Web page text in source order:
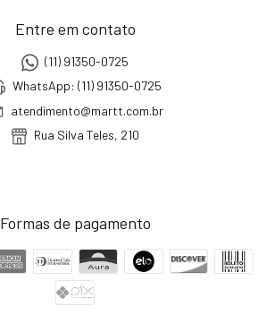
Entre em contato
(11) 91350-0725
WhatsApp: (11) 91350-0725
atendimento@martt.com.br
Rua Silva Teles, 210
Formas de pagamento